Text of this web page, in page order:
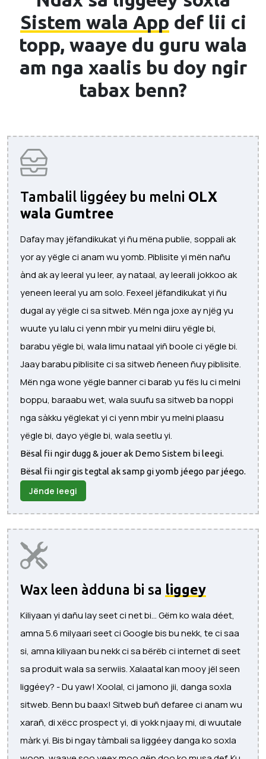
Sistem wala App def lii ci
topp, waaye du guru wala
am nga xaalis bu doy ngir
tabax benn?
Tambalil liggéey bu melni OLX
wala Gumtree
Dafay may jëfandikukat yi ñu mëna publie, soppali ak
yor ay yëgle ci anam wu yomb. Piblisite yi mën nañu
ànd ak ay leeral yu leer, ay nataal, ay leerali jokkoo ak
yeneen leeral yu am solo. Fexeel jëfandikukat yi ñu
dugal ay yëgle ci sa sitweb. Mën nga joxe ay njëg yu
wuute yu lalu ci yenn mbir yu melni diiru yëgle bi,
barabu yëgle bi, wala limu nataal yiñ boole ci yëgle bi.
Jaay barabu piblisite ci sa sitweb ñeneen ñuy piblisite.
Mën nga wone yëgle banner ci barab yu fës lu ci melni
boppu, baraabu wet, wala suufu sa sitweb ba noppi
nga sàkku yëglekat yi ci yenn mbir yu melni plaasu
yëgle bi, dayo yëgle bi, wala seetlu yi.
Bësal fii ngir dugg & jouer ak Demo Sistem bi leegi.
Bësal fii ngir gis tegtal ak samp gi yomb jéego par jéego.
Jënde leegi
Wax leen àdduna bi sa liggey
Kiliyaan yi dañu lay seet ci net bi... Gëm ko wala déet,
amna 5.6 milyaari seet ci Google bis bu nekk, te ci saa
si, amna kiliyaan bu nekk ci sa bërëb ci internet di seet
sa produit wala sa serwiis. Xalaatal kan mooy jël seen
liggéey? - Du yaw! Xoolal, ci jamono jii, danga soxla
sitweb. Benn bu baax! Sitweb buñ defaree ci anam wu
xarañ, di xëcc prospect yi, di yokk njaay mi, di wuutale
màrk yi. Bis bi ngay tàmbali sa liggéey danga ko soxla